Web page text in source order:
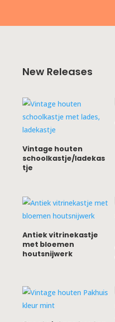
New Releases
Vintage houten
schoolkastje/ladekas
tje
Antiek vitrinekastje
met bloemen
houtsnijwerk